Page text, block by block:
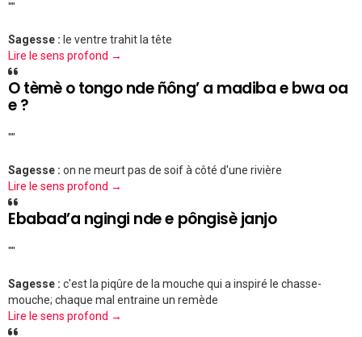
""
Sagesse : le ventre trahit la tête
Lire le sens profond →
O tèmè o tongo nde ñông’ a madiba e bwa oa
e ?
""
Sagesse : on ne meurt pas de soif à côté d'une rivière
Lire le sens profond →
Ebabad’a ngingi nde e pôngisè janjo
""
Sagesse : c'est la piqûre de la mouche qui a inspiré le chasse-
mouche; chaque mal entraine un remède
Lire le sens profond →